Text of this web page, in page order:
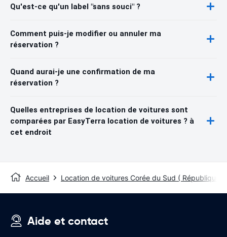
Qu'est-ce qu'un label "sans souci" ?
Comment puis-je modifier ou annuler ma
réservation ?
Quand aurai-je une confirmation de ma
réservation ?
Quelles entreprises de location de voitures sont
comparées par EasyTerra location de voitures ? à
cet endroit
Accueil Location de voitures Corée du Sud ( République
Aide et contact